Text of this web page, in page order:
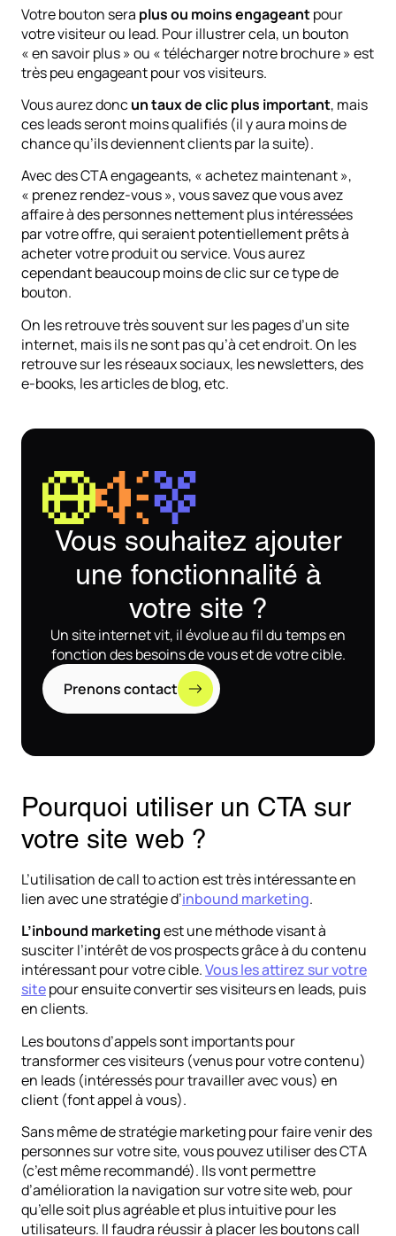
Votre bouton sera plus ou moins engageantpour
votre visiteur ou lead. Pour illustrer cela, un bouton
« en savoir plus » ou « télécharger notre brochure » est
très peu engageant pour vos visiteurs.
Vous aurez doncun taux de clic plus important, mais
ces leads seront moins qualifiés (il y aura moins de
chance qu’ils deviennent clients par la suite).
Avec des CTA engageants, « achetez maintenant »,
« prenez rendez-vous », vous savez que vous avez
affaire à des personnes nettement plus intéressées
par votre offre, qui seraient potentiellement prêts à
acheter votre produit ou service. Vous aurez
cependant beaucoup moins de clic sur ce type de
bouton.
On les retrouve très souvent sur les pages d’un site
internet, mais ils ne sont pas qu’à cet endroit. On les
retrouve sur les réseaux sociaux, les newsletters, des
e-books, les articles de blog, etc.
Vous souhaitez ajouter
une fonctionnalité à
votre site ?
Un site internet vit, il évolue au fil du temps en
fonction des besoins de vous et de votre cible.
Prenons contact
Pourquoi utiliser un CTA sur
votre site web ?
L’utilisation de call to action est très intéressante en
lien avec une stratégie d’inbound marketing.
L’inbound marketingest une méthode visant à
susciter l’intérêt de vos prospects grâce à du contenu
intéressant pour votre cible.Vous les attirez sur votre
sitepour ensuite convertir ses visiteurs en leads, puis
en clients.
Les boutons d’appels sont importants pour
transformer ces visiteurs (venus pour votre contenu)
en leads (intéressés pour travailler avec vous) en
client (font appel à vous).
Sans même de stratégie marketing pour faire venir des
personnes sur votre site, vous pouvez utiliser des CTA
(c’est même recommandé). Ils vont permettre
d’amélioration la navigation sur votre site web, pour
qu’elle soit plus agréable et plus intuitive pour les
utilisateurs. Il faudra réussir à placer les boutons call